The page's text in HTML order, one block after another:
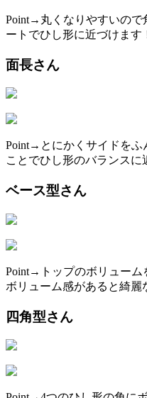
Point→丸くなりやすいので
ートでひし形に近づけま
面長さん
Point→とにかくサイドをふ
ことでひし形のバランスに
ベース型さん
Point→トップのボリューム
ボリューム感があると綺麗
四角型さん